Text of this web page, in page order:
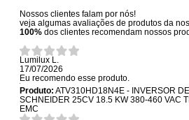
Nossos clientes falam por nós!
veja algumas avaliações de produtos da
100% dos clientes recomendam nossos
Lumilux L.
17/07/2026
Eu recomendo esse produto.
Produto: ATV310HD18N4E - INVERSOR
SCHNEIDER 25CV 18.5 KW 380-460 VAC
EMC